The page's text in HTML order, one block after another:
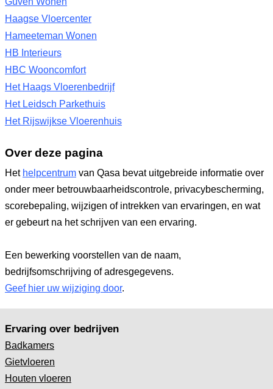
Haagse Vloercenter
Hameeteman Wonen
HB Interieurs
HBC Wooncomfort
Het Haags Vloerenbedrijf
Het Leidsch Parkethuis
Het Rijswijkse Vloerenhuis
Over deze pagina
Het helpcentrum van Qasa bevat uitgebreide informatie over
onder meer betrouwbaarheidscontrole, privacybescherming,
scorebepaling, wijzigen of intrekken van ervaringen, en wat
er gebeurt na het schrijven van een ervaring.
Een bewerking voorstellen van de naam,
bedrijfsomschrijving of adresgegevens.
Geef hier uw wijziging door.
Ervaring over bedrijven
Badkamers
Gietvloeren
Houten vloeren